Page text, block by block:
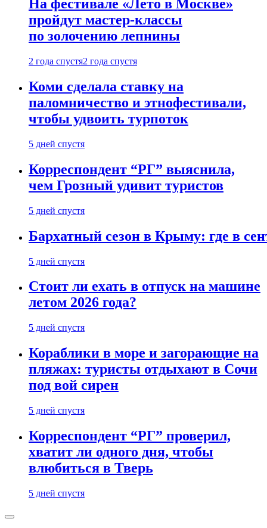
На фестивале «Лето в Москве»
пройдут мастер-классы
по золочению лепнины
2 года спустя2 года спустя
Коми сделала ставку на
паломничество и этнофестивали,
чтобы удвоить турпоток
5 дней спустя
Корреспондент “РГ” выяснила,
чем Грозный удивит туристов
5 дней спустя
Бархатный сезон в Крыму: где в
5 дней спустя
Стоит ли ехать в отпуск на машине
летом 2026 года?
5 дней спустя
Кораблики в море и загорающие на
пляжах: туристы отдыхают в Сочи
под вой сирен
5 дней спустя
Корреспондент “РГ” проверил,
хватит ли одного дня, чтобы
влюбиться в Тверь
5 дней спустя